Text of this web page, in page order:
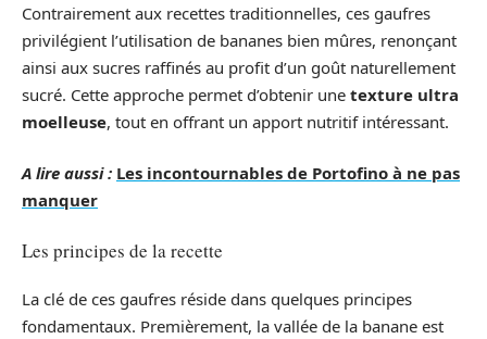
Contrairement aux recettes traditionnelles, ces gaufres
privilégient l’utilisation de bananes bien mûres, renonçant
ainsi aux sucres raffinés au profit d’un goût naturellement
sucré. Cette approche permet d’obtenir une texture ultra
moelleuse, tout en offrant un apport nutritif intéressant.
A lire aussi : Les incontournables de Portofino à ne pas
manquer
Les principes de la recette
La clé de ces gaufres réside dans quelques principes
fondamentaux. Premièrement, la vallée de la banane est